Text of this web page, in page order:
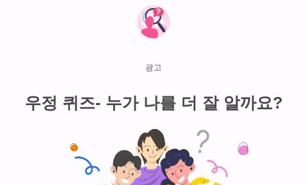
우정 퀴즈- 누가 나를 더 잘 알까요?